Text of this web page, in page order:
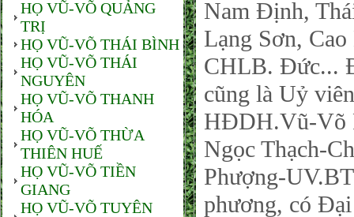
HỌ VŨ-VÕ QUẢNG
TRỊ
HỌ VŨ-VÕ THÁI BÌNH
HỌ VŨ-VÕ THÁI
NGUYÊN
HỌ VŨ-VÕ THANH
HÓA
HỌ VŨ-VÕ THỪA
THIÊN HUẾ
HỌ VŨ-VÕ TIỀN
GIANG
HỌ VŨ-VÕ TUYÊN
Nam Định,
Lạng Sơn,
CHLB. Đức...
cũng là Uỷ
HĐDH.Vũ-Võ
Ngọc Thạch-
Phượng-
phương, có